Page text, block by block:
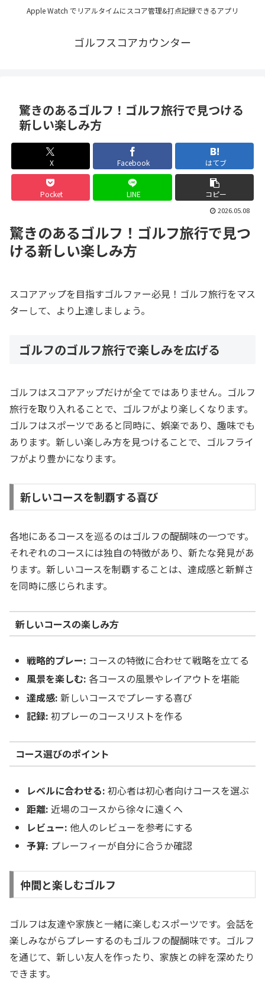
Apple Watch でリアルタイムにスコア管理&打点記録できるアプリ
ゴルフスコアカウンター
驚きのあるゴルフ！ゴルフ旅行で見つける
新しい楽しみ方
X Facebook はてブ
Pocket LINE コピー
2026.05.08
驚きのあるゴルフ！ゴルフ旅行で見つ
ける新しい楽しみ方
スコアアップを目指すゴルファー必見！ゴルフ旅行をマス
ターして、より上達しましょう。
ゴルフのゴルフ旅行で楽しみを広げる
ゴルフはスコアアップだけが全てではありません。ゴルフ
旅行を取り入れることで、ゴルフがより楽しくなります。
ゴルフはスポーツであると同時に、娯楽であり、趣味でも
あります。新しい楽しみ方を見つけることで、ゴルフライ
フがより豊かになります。
新しいコースを制覇する喜び
各地にあるコースを巡るのはゴルフの醍醐味の一つです。
それぞれのコースには独自の特徴があり、新たな発見があ
ります。新しいコースを制覇することは、達成感と新鮮さ
を同時に感じられます。
新しいコースの楽しみ方
戦略的プレー: コースの特徴に合わせて戦略を立てる
風景を楽しむ: 各コースの風景やレイアウトを堪能
達成感: 新しいコースでプレーする喜び
記録: 初プレーのコースリストを作る
コース選びのポイント
レベルに合わせる: 初心者は初心者向けコースを選ぶ
距離: 近場のコースから徐々に遠くへ
レビュー: 他人のレビューを参考にする
予算: プレーフィーが自分に合うか確認
仲間と楽しむゴルフ
ゴルフは友達や家族と一緒に楽しむスポーツです。会話を
楽しみながらプレーするのもゴルフの醍醐味です。ゴルフ
を通じて、新しい友人を作ったり、家族との絆を深めたり
できます。